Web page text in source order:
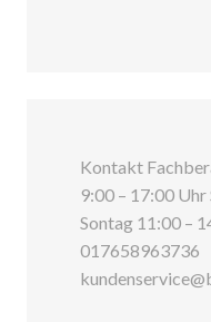
Kontakt
9:00 – 17:00
Sontag 11:00 –
017658963736